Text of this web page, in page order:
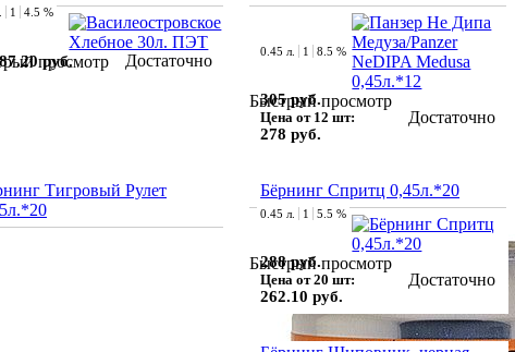
просмотр
1 4.5 %
руб. Достаточно
Быстрый просмотр
0.45 л. 1 8.5 %
305 руб.
Цена от 12 шт:
278 руб.
Достаточно
Тигровый Рулет
Бёрнинг Спритц 0,45л.*20
Быстрый просмотр
0.45 л. 1 5.5 %
288 руб.
Цена от 20 шт:
262.10 руб.
Достаточно